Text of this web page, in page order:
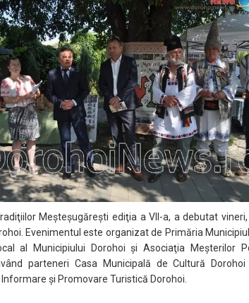
Meşteşugăreşti ediţia a VII-a, a debutat
Evenimentul este organizat de Primăria
al Municipiului Dorohoi și Asociaţia Meşterilor
parteneri Casa Municipală de Cultură Dorohoi
și Promovare Turistică Dorohoi.